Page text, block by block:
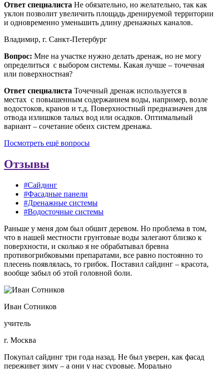
Ответ специалиста Не обязательно, но желательно, так как
уклон позволит увеличить площадь дренируемой территории
и одновременно уменьшить длину дренажных каналов.
Владимир, г. Санкт-Петербург
Вопрос: Мне на участке нужно делать дренаж, но не могу
определиться с выбором системы. Какая лучше – точечная
или поверхностная?
Ответ специалиста Точечный дренаж используется в
местах с повышенным содержанием воды, например, возле
водостоков, кранов и т.д. Поверхностный предназначен для
отвода излишков талых вод или осадков. Оптимальный
вариант – сочетание обеих систем дренажа.
Посмотреть ещё вопросы
Отзывы
#Сайдинг
#Фасадные панели
#Дренажные системы
#Водосточные системы
Раньше у меня дом был обшит деревом. Но проблема в том,
что в нашей местности грунтовые воды залегают близко к
поверхности, и сколько я не обрабатывал бревна
противогрибковыми препаратами, все равно постоянно то
плесень появлялась, то грибок. Поставил сайдинг – красота,
вообще забыл об этой головной боли.
Иван Сотников
учитель
г. Москва
Покупал сайдинг три года назад. Не был уверен, как фасад
переживет зиму – а они у нас суровые. Морально